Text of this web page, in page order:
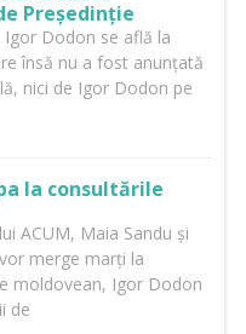
Președinție
Igor Dodon se află la
însă nu a fost anunțată
nici de Igor Dodon pe
la consultările
ACUM, Maia Sandu și
merge marți la
moldovean, Igor Dodon
de